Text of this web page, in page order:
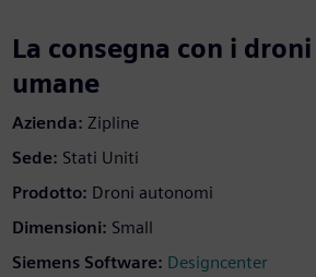
La consegna con i
umane
Azienda: Zipline
Sede: Stati Uniti
Prodotto: Droni autonomi
Dimensioni: Small
Siemens Software: Designcenter